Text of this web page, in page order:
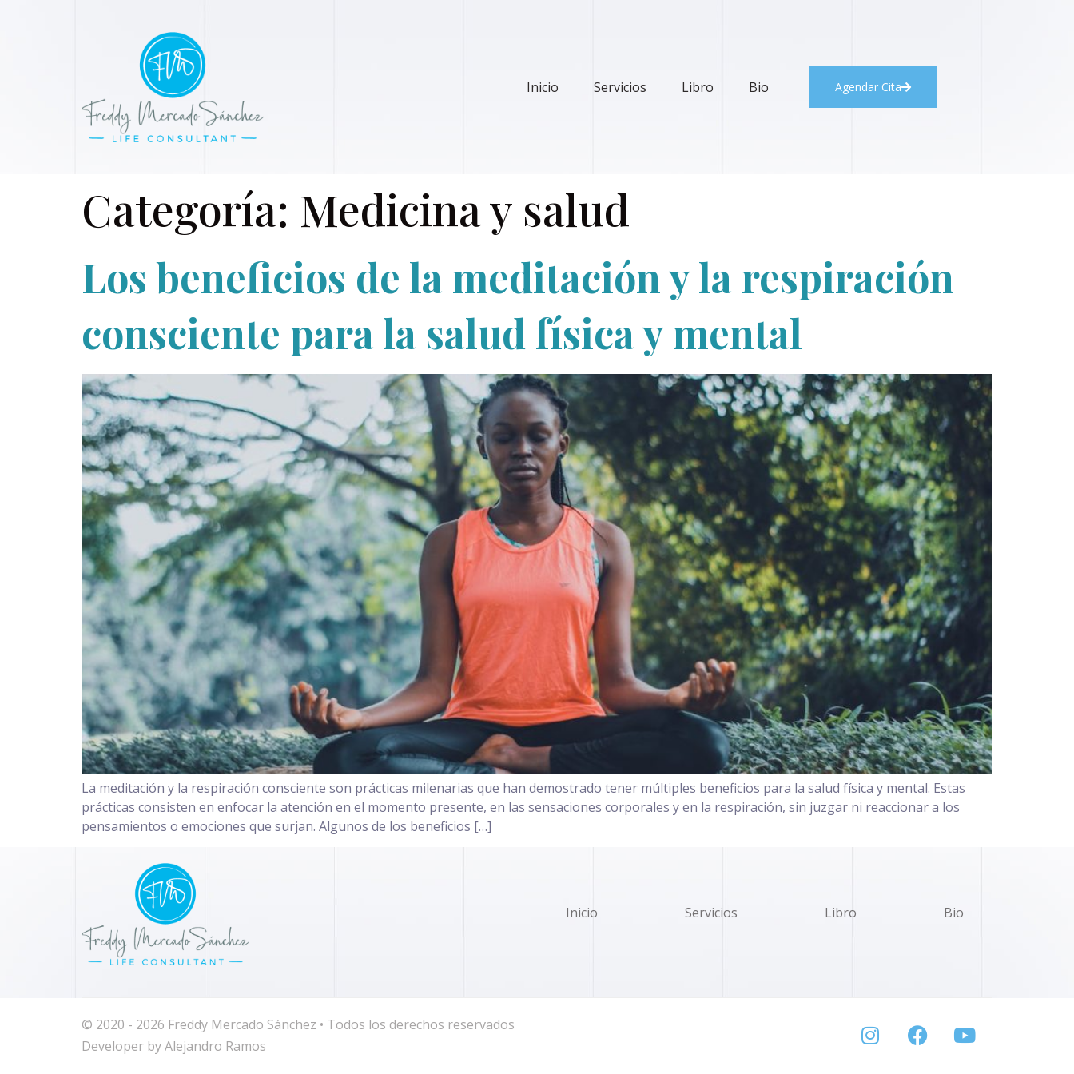
Inicio Servicios Libro Bio Agendar Cita
Categoría: Medicina y salud
Los beneficios de la meditación y la respiración
consciente para la salud física y mental
La meditación y la respiración consciente son prácticas milenarias que han demostrado tener múltiples beneficios para la salud física y mental. Estas
prácticas consisten en enfocar la atención en el momento presente, en las sensaciones corporales y en la respiración, sin juzgar ni reaccionar a los
pensamientos o emociones que surjan. Algunos de los beneficios […]
Inicio Servicios Libro Bio
© 2020 - 2026 Freddy Mercado Sánchez • Todos los derechos reservados
Developer byAlejandro Ramos